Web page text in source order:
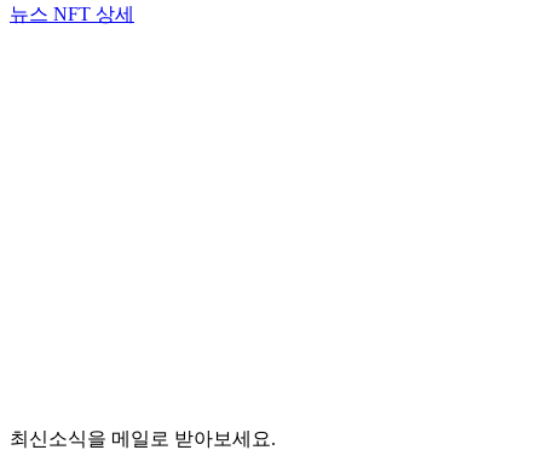
뉴스 NFT 상세
최신소식을 메일로 받아보세요.